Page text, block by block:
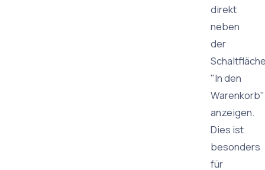
direkt
neben
der
"In den
Warenkorb"
anzeigen.
Dies ist
besonders
für